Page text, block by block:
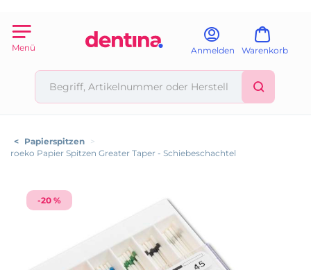
Menü Anmelden Warenkorb
< Papierspitzen >
roeko Papier Spitzen Greater Taper - Schiebeschachtel
-20 %